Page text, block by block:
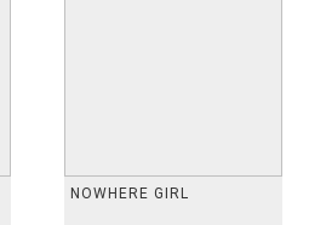
NOWHERE GIRL